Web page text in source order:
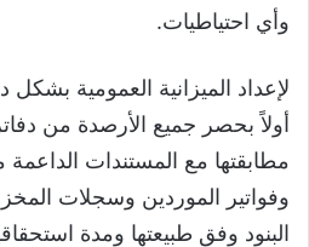
وأي احتياطيات.
لإعداد الميزانية العمومية
أولاً بحصر جميع الأرصدة من
مطابقتها مع المستندات
وفواتير الموردين وسجلات
البنود وفق طبيعتها ومدة